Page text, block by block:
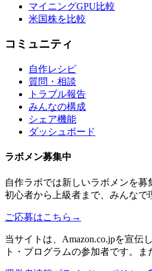
マイニングGPU比較
米国株を比較
コミュニティ
自作レシピ
質問・相談
トラブル報告
みんなの構成
シェア機能
ダッシュボード
ラボメン募集中
自作ラボでは新しいラボメンを募
初心者から上級者まで、みんなで
ご応募はこちら →
当サイトは、Amazon.co.jpを宣
ト・プログラムの参加者です。ま